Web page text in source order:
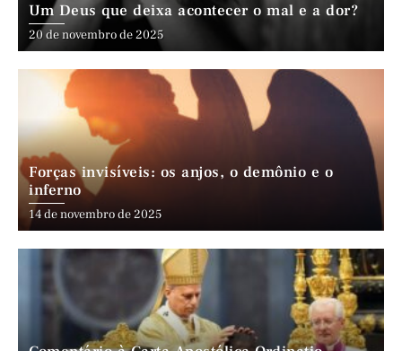
Um Deus que deixa acontecer o mal e a dor?
20 de novembro de 2025
Forças invisíveis: os anjos, o demônio e o
inferno
14 de novembro de 2025